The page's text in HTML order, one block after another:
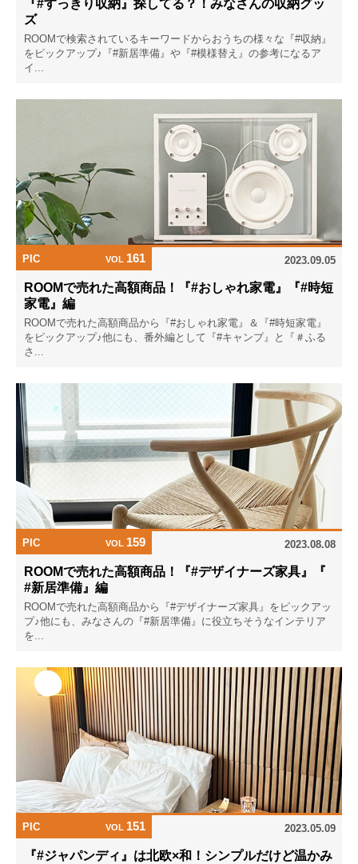
『#すっきり収納』探してる？！みなさんの収納グッ
ズ
ROOMで検索されているキーワードからおうちの様々な『#収納』
をピックアップ♪『#新居準備』や『#模様替え』の参考になるア
イ...
PIC VOL 161 2023.09.05
ROOMで売れた高額商品！『#おしゃれ家電』『#時短
家電』編
ROOMで売れた高額商品から『#おしゃれ家電』＆『#時短家電』
をピックアップ♪他にも、番外編として『#キャンプ』と『＃ふる
さ...
PIC VOL 159 2023.08.08
ROOMで売れた高額商品！『#デザイナーズ家具』『
#新居準備』編
ROOMで売れた高額商品から『#デザイナーズ家具』をピックアッ
プ♪他にも、みなさんの『#新居準備』に役立ちそうなインテリア
を...
PIC VOL 151 2023.05.09
『#ジャパンディ』は北欧×和！シンプルだけど温かみ